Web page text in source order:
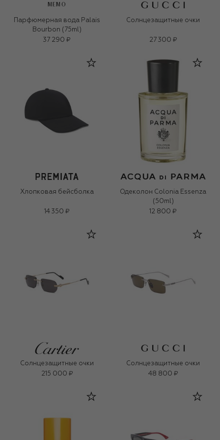
MEMO
Парфюмерная вода Palais
Bourbon (75ml)
37 290 ₽
Солнцезащитные очки
27 300 ₽
Хлопковая бейсболка
14 350 ₽
Одеколон Colonia Essenza
(50ml)
12 800 ₽
Солнцезащитные очки
215 000 ₽
Солнцезащитные очки
48 800 ₽